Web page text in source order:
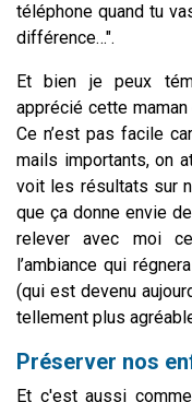
téléphone quand tu
différence…".
Et bien je peux
apprécié cette
Ce n’est pas facile
mails importants, on
voit les résultats sur
que ça donne envie
relever avec moi
l’ambiance qui
(qui est devenu
tellement plus
Préserver nos
Et c'est aussi